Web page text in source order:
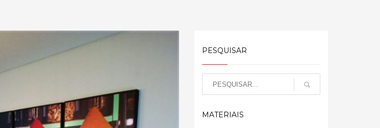
PESQUISAR
MATERIAIS